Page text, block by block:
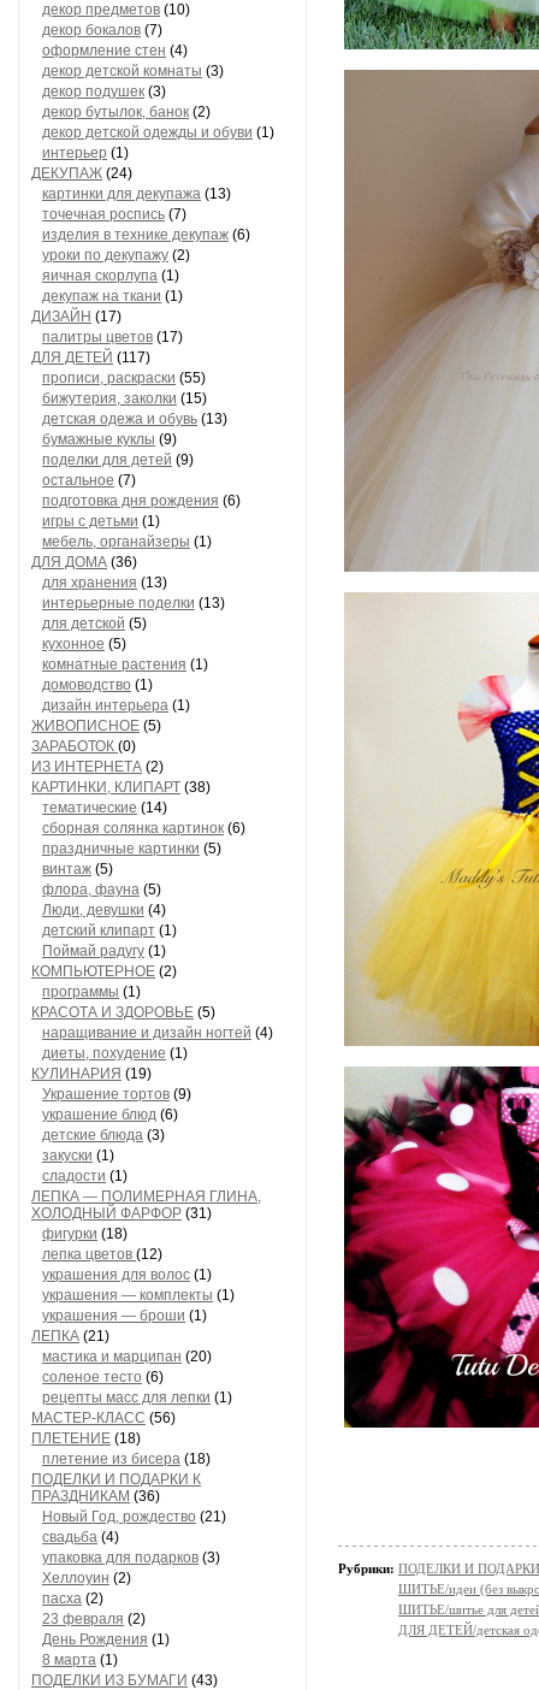
декор предметов (10)
декор бокалов (7)
оформление стен (4)
декор детской комнаты (3)
декор подушек (3)
декор бутылок, банок (2)
декор детской одежды и обуви (1)
интерьер (1)
ДЕКУПАЖ (24)
картинки для декупажа (13)
точечная роспись (7)
изделия в технике декупаж (6)
уроки по декупажу (2)
яичная скорлупа (1)
декупаж на ткани (1)
ДИЗАЙН (17)
палитры цветов (17)
ДЛЯ ДЕТЕЙ (117)
прописи, раскраски (55)
бижутерия, заколки (15)
детская одежа и обувь (13)
бумажные куклы (9)
поделки для детей (9)
остальное (7)
подготовка дня рождения (6)
игры с детьми (1)
мебель, органайзеры (1)
ДЛЯ ДОМА (36)
для хранения (13)
интерьерные поделки (13)
для детской (5)
кухонное (5)
комнатные растения (1)
домоводство (1)
дизайн интерьера (1)
ЖИВОПИСНОЕ (5)
ЗАРАБОТОК (0)
ИЗ ИНТЕРНЕТА (2)
КАРТИНКИ, КЛИПАРТ (38)
тематические (14)
сборная солянка картинок (6)
праздничные картинки (5)
винтаж (5)
флора, фауна (5)
Люди, девушки (4)
детский клипарт (1)
Поймай радугу (1)
КОМПЬЮТЕРНОЕ (2)
программы (1)
КРАСОТА И ЗДОРОВЬЕ (5)
наращивание и дизайн ногтей (4)
диеты, похудение (1)
КУЛИНАРИЯ (19)
Украшение тортов (9)
украшение блюд (6)
детские блюда (3)
закуски (1)
сладости (1)
ЛЕПКА — ПОЛИМЕРНАЯ ГЛИНА,
ХОЛОДНЫЙ ФАРФОР (31)
фигурки (18)
лепка цветов (12)
украшения для волос (1)
украшения — комплекты (1)
украшения — броши (1)
ЛЕПКА (21)
мастика и марципан (20)
соленое тесто (6)
рецепты масс для лепки (1)
МАСТЕР-КЛАСС (56)
ПЛЕТЕНИЕ (18)
плетение из бисера (18)
ПОДЕЛКИ И ПОДАРКИ К
ПРАЗДНИКАМ (36)
Новый Год, рождество (21)
свадьба (4)
упаковка для подарков (3)
Хеллоуин (2)
пасха (2)
23 февраля (2)
День Рождения (1)
8 марта (1)
ПОДЕЛКИ ИЗ БУМАГИ (43)
Рубрики: ПОДЕЛКИ И ПОДАРКИ
ШИТЬЕ/идеи (без
ШИТЬЕ/шитье для
ДЛЯ ДЕТЕЙ/детская